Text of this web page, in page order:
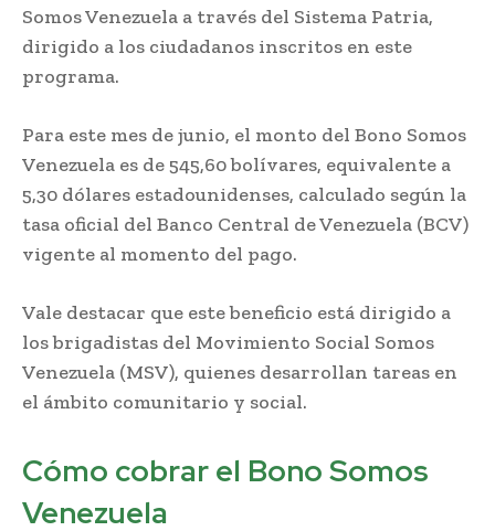
Somos Venezuela a través del Sistema Patria,
dirigido a los ciudadanos inscritos en este
programa.
Para este mes de junio, el monto del Bono Somos
Venezuela es de 545,60 bolívares, equivalente a
5,30 dólares estadounidenses, calculado según la
tasa oficial del Banco Central de Venezuela (BCV)
vigente al momento del pago.
Vale destacar que este beneficio está dirigido a
los brigadistas del Movimiento Social Somos
Venezuela (MSV), quienes desarrollan tareas en
el ámbito comunitario y social.
Cómo cobrar el Bono Somos
Venezuela